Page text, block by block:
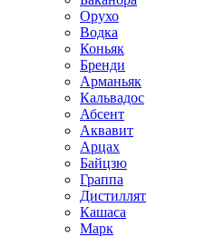
Орухо
Водка
Коньяк
Бренди
Арманьяк
Кальвадос
Абсент
Аквавит
Арцах
Байцзю
Граппа
Дистиллят
Кашаса
Марк